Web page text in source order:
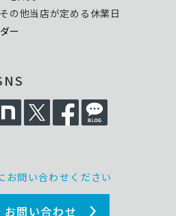
の他当店が定める休業日
ー
お問い合わせください
お問い合わせ